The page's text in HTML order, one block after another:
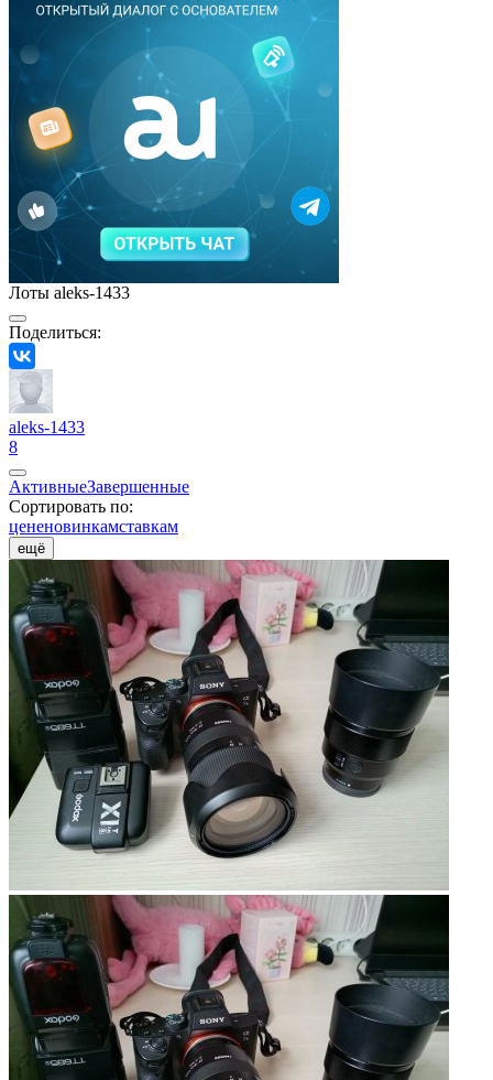
Лоты aleks-1433
Поделиться:
aleks-1433
8
АктивныеЗавершенные
Сортировать по:
цененовинкамставкам
ещё